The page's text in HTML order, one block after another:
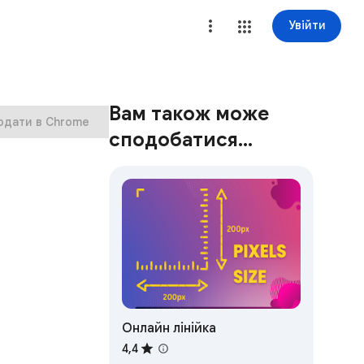
Увійти
в Chrome
Вам також може
сподобатися…
Онлайн лінійка
4,4